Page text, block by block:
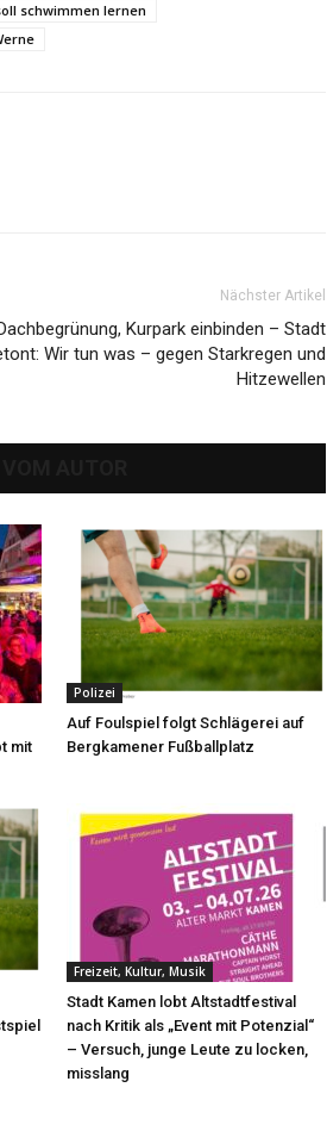
schwimmen lernen
Nächster Artikel
Kurpark einbinden – Stadt
Wir tun was – gegen Starkregen und
Hitzewellen
mit
Polizei
Auf Foulspiel folgt Schlägerei auf
Bergkamener Fußballplatz
Freizeit, Kultur, Musik
Stadt Kamen lobt Altstadtfestival
nach Kritik als „Event mit Potenzial“
– Versuch, junge Leute zu locken,
misslang